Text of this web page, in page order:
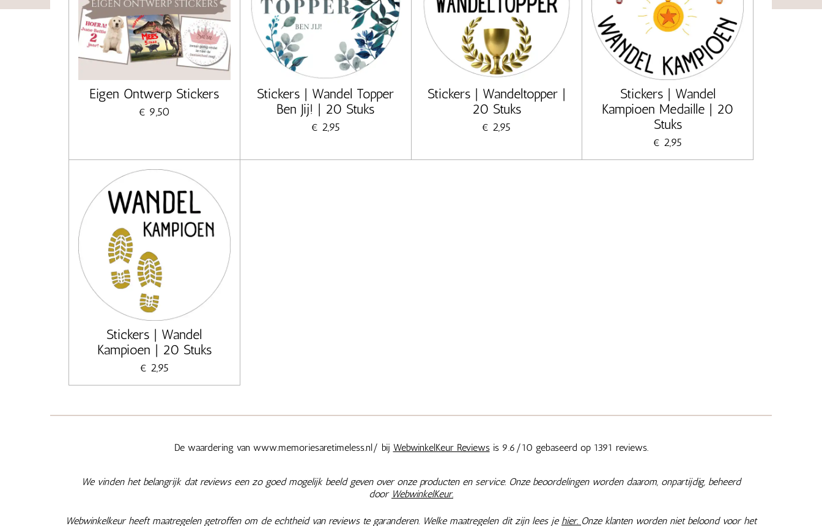
Eigen Ontwerp Stickers
€ 9,50
Stickers | Wandel Topper
Ben Jij! | 20 Stuks
€ 2,95
Stickers | Wandeltopper |
20 Stuks
€ 2,95
Stickers | Wandel
Kampioen Medaille | 20
Stuks
€ 2,95
Stickers | Wandel
Kampioen | 20 Stuks
€ 2,95
De waardering van www.memoriesaretimeless.nl/ bij WebwinkelKeur Reviewsis 9.6/10 gebaseerd op 1391 reviews.
We vinden het belangrijk dat reviews een zo goed mogelijk beeld geven over onze producten en service. Onze beoordelingen worden daarom, onpartijdig, beheerd
door WebwinkelKeur.
Webwinkelkeur heeft maatregelen getroffen om de echtheid van reviews te garanderen. Welke maatregelen dit zijn lees je hier. Onze klanten worden niet beloond voor het